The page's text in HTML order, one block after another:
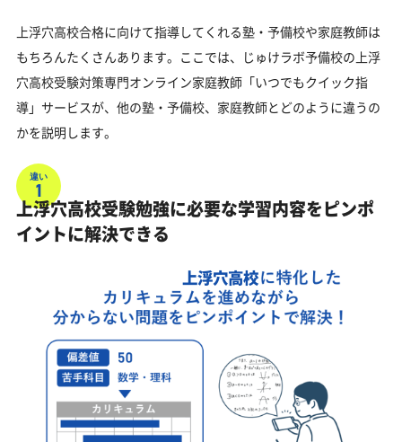
上浮穴高校合格に向けて指導してくれる塾・予備校や家庭教師は
もちろんたくさんあります。ここでは、じゅけラボ予備校の上浮
穴高校受験対策専門オンライン家庭教師「いつでもクイック指
導」サービスが、他の塾・予備校、家庭教師とどのように違うの
かを説明します。
違い
1
上浮穴高校受験勉強に必要な学習内容をピンポ
イントに解決できる
上浮穴高校